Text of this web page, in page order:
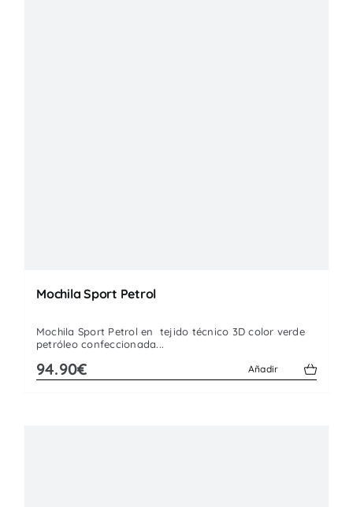
Mochila Sport Petrol
Mochila Sport Petrol en tejido técnico 3D color verde
petróleo confeccionada...
94.90€ Añadir